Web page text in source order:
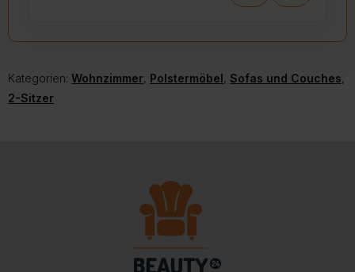
Kategorien: Wohnzimmer, Polstermöbel, Sofas und Couches,
2-Sitzer